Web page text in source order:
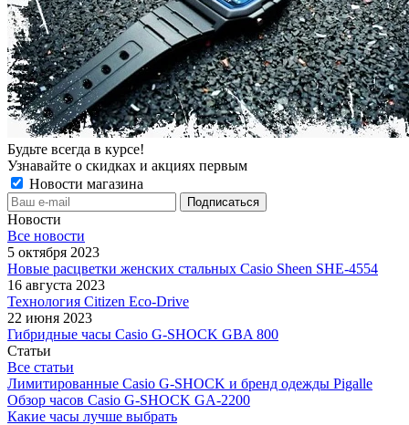
Будьте всегда в курсе!
Узнавайте о скидках и акциях первым
Новости магазина
Новости
Все новости
5 октября 2023
Новые расцветки женских стальных Casio Sheen SHE-4554
16 августа 2023
Технология Citizen Eco-Drive
22 июня 2023
Гибридные часы Casio G-SHOCK GBA 800
Статьи
Все статьи
Лимитированные Casio G-SHOCK и бренд одежды Pigalle
Обзор часов Casio G-SHOCK GA-2200
Какие часы лучше выбрать